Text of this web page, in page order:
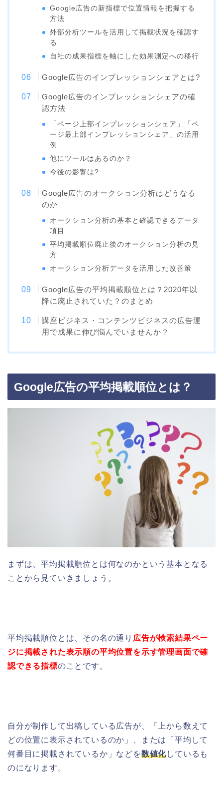
Google広告の新指標で位置情報を把握する
方法
外部分析ツールを活用して掲載状況を確認す
る
自社の成果指標を軸にした効果測定への移行
Google広告のインプレッションシェアとは?
Google広告のインプレッションシェアの確
認方法
「ページ上部インプレッションシェア」「ペ
ージ最上部インプレッションシェア」の活用
例
他にツールはあるのか？
今後の影響は?
Google広告のオークション分析はどうなる
のか
オークション分析の基本と確認できるデータ
項目
平均掲載順位廃止後のオークション分析の見
方
オークション分析データを活用した改善策
Google広告の平均掲載順位とは？2020年以
降に廃止されていた？のまとめ
講座ビジネス・コンテンツビジネスの広告運
用で成果に伸び悩んでいませんか？
Google広告の平均掲載順位とは？
まずは、平均掲載順位とは何なのかという基本となる
ことから見ていきましょう。
平均掲載順位とは、その名の通り 広告が検索結果ペー
ジに掲載された表示順の平均位置を示す管理画面で確
認できる指標のことです。
自分が制作して 出稿している 広告が、「
上から数えて
どの位置に表示されているのか」、または「平均して
何番目に掲載されているか」などを数値化しているも
のになります。